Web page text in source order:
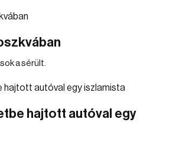
a sérült.
hajtott autóval egy